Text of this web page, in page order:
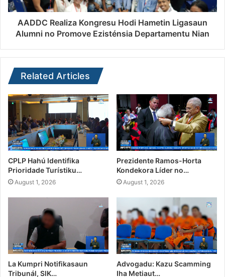
AADDC Realiza Kongresu Hodi Hametin Ligasaun
Alumni no Promove Ezisténsia Departamentu Nian
Related Articles
CPLP Hahú Identifika
Prioridade Turístiku…
August 1, 2026
Prezidente Ramos-Horta
Kondekora Líder no…
August 1, 2026
La Kumpri Notifikasaun
Tribunál, SIK…
Advogadu: Kazu Scamming
Iha Metiaut…